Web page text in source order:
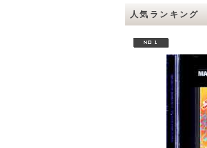
人気ランキング